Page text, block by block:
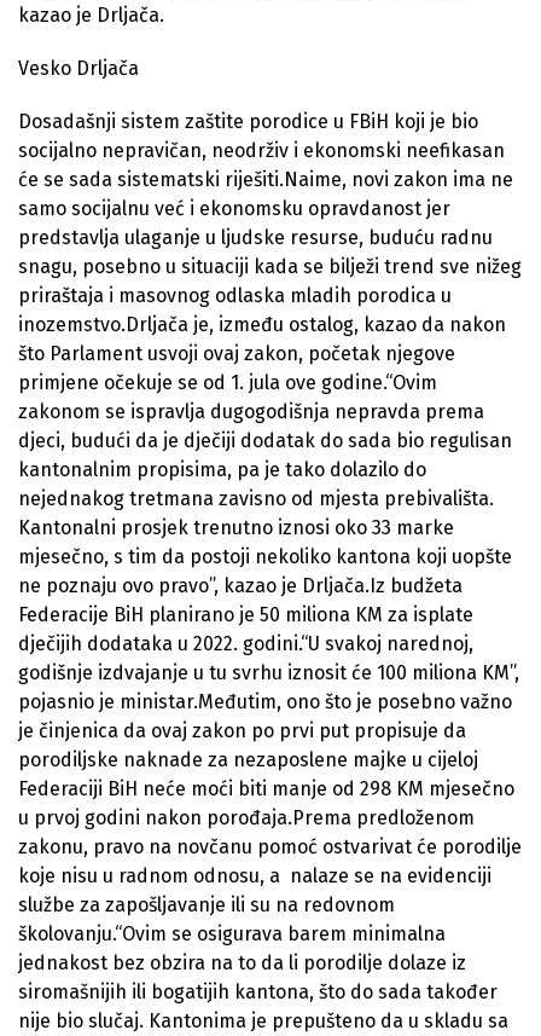
kazao je Drljača.
Vesko Drljača
Dosadašnji sistem zaštite porodice u FBiH koji je bio
socijalno nepravičan, neodrživ i ekonomski neefikasan
će se sada sistematski riješiti.Naime, novi zakon ima ne
samo socijalnu već i ekonomsku opravdanost jer
predstavlja ulaganje u ljudske resurse, buduću radnu
snagu, posebno u situaciji kada se bilježi trend sve nižeg
priraštaja i masovnog odlaska mladih porodica u
inozemstvo.Drljača je, između ostalog, kazao da nakon
što Parlament usvoji ovaj zakon, početak njegove
primjene očekuje se od 1. jula ove godine.“Ovim
zakonom se ispravlja dugogodišnja nepravda prema
djeci, budući da je dječiji dodatak do sada bio regulisan
kantonalnim propisima, pa je tako dolazilo do
nejednakog tretmana zavisno od mjesta prebivališta.
Kantonalni prosjek trenutno iznosi oko 33 marke
mjesečno, s tim da postoji nekoliko kantona koji uopšte
ne poznaju ovo pravo”, kazao je Drljača.Iz budžeta
Federacije BiH planirano je 50 miliona KM za isplate
dječijih dodataka u 2022. godini.“U svakoj narednoj,
godišnje izdvajanje u tu svrhu iznosit će 100 miliona KM”,
pojasnio je ministar.Međutim, ono što je posebno važno
je činjenica da ovaj zakon po prvi put propisuje da
porodiljske naknade za nezaposlene majke u cijeloj
Federaciji BiH neće moći biti manje od 298 KM mjesečno
u prvoj godini nakon porođaja.Prema predloženom
zakonu, pravo na novčanu pomoć ostvarivat će porodilje
koje nisu u radnom odnosu, a nalaze se na evidenciji
službe za zapošljavanje ili su na redovnom
školovanju.“Ovim se osigurava barem minimalna
jednakost bez obzira na to da li porodilje dolaze iz
siromašnijih ili bogatijih kantona, što do sada također
nije bio slučaj. Kantonima je prepušteno da u skladu sa